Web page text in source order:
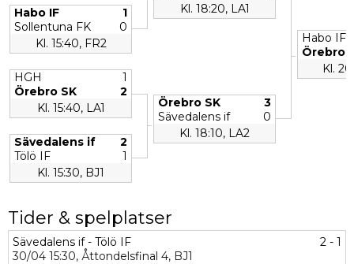
Habo IF
1
Sollentuna FK
0
Kl. 15:40, FR2
HGH
1
Örebro SK
2
Kl. 15:40, LA1
Sävedalens if
2
Tölö IF
1
Kl. 15:30, BJ1
Kl. 18:20, LA1
Örebro SK
3
Sävedalens if
0
Kl. 18:10, LA2
Habo IF
Örebro
Kl.
Tider & spelplatser
Sävedalens if - Tölö IF
2 - 1
30/04 15:30, Åttondelsfinal 4, BJ1